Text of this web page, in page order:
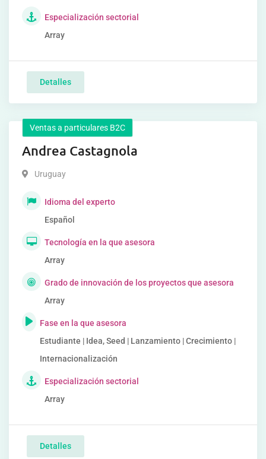
Especialización sectorial
Array
Detalles
Ventas a particulares B2C
Andrea Castagnola
Uruguay
Idioma del experto
Español
Tecnología en la que asesora
Array
Grado de innovación de los proyectos que asesora
Array
Fase en la que asesora
Estudiante | Idea, Seed | Lanzamiento | Crecimiento |
Internacionalización
Especialización sectorial
Array
Detalles